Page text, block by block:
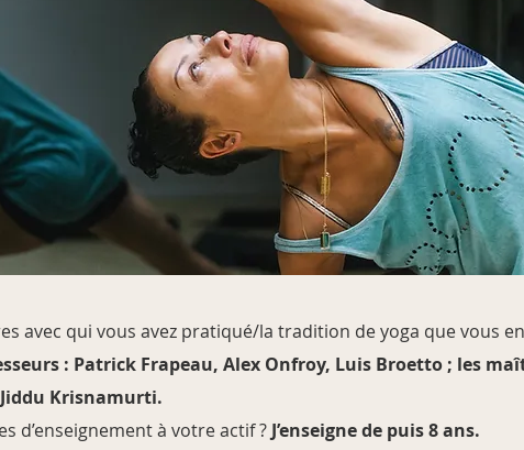
avec qui vous avez pratiqué/la tradition de yoga que vous
: Patrick Frapeau, Alex Onfroy, Luis Broetto ; les
Krisnamurti.
d’enseignement à votre actif ? J’enseigne de puis 8 ans.